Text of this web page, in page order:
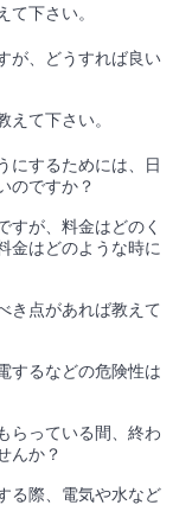
て下さい。
が、どうすれば良い
えて下さい。
にするためには、日
のですか？
すが、料金はどのく
金はどのような時に
き点があれば教えて
するなどの危険性は
らっている間、終わ
んか？
る際、電気や水など